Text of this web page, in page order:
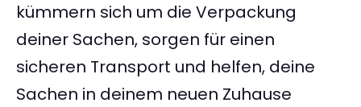
kümmern sich um die Verpackung
deiner Sachen, sorgen für einen
sicheren Transport und helfen, deine
Sachen in deinem neuen Zuhause